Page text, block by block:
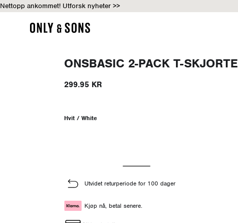
Nettopp ankommet! Utforsk nyheter >>
ONSBASIC 2-PACK T-SKJORTE
299.95 KR
Hvit / White
Utvidet returperiode for 100 dager
Kjøp nå, betal senere.